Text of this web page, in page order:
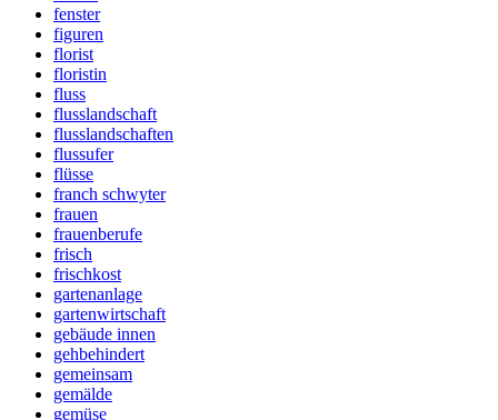
fenster
figuren
florist
floristin
fluss
flusslandschaft
flusslandschaften
flussufer
flüsse
franch schwyter
frauen
frauenberufe
frisch
frischkost
gartenanlage
gartenwirtschaft
gebäude innen
gehbehindert
gemeinsam
gemälde
gemüse